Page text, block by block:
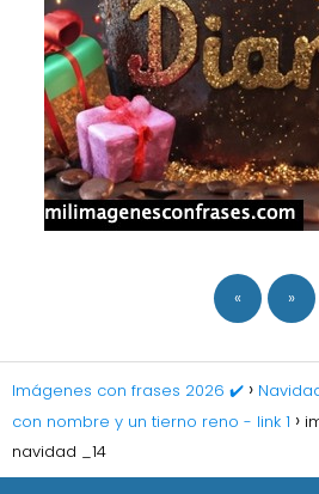
« »
Imágenes con frases 2026 ✔️
con nombre y un tierno reno - link 1
navidad _14